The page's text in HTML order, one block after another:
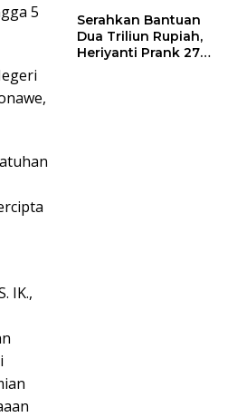
5
IK.,
Serahkan Bantuan
Dua Triliun Rupiah,
Heriyanti Prank 270